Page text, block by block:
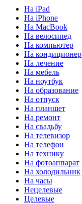
На iPad
На iPhone
На MacBook
На велосипед
На компьютер
На кондиционер
На лечение
На мебель
На ноутбук
На образование
На отпуск
На планшет
На ремонт
На свадьбу
На телевизор
На телефон
На технику
На фотоаппарат
На холодильник
На часы
Нецелевые
Целевые